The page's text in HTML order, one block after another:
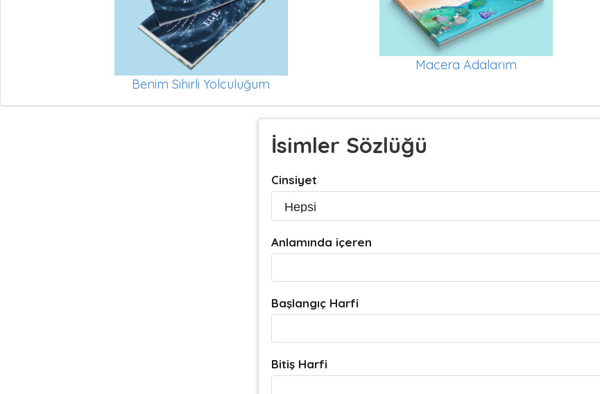
Benim Sihirli Yolculuğum
Macera Adalarım
İsimler Sözlüğü
Cinsiyet
Anlamında içeren
Başlangıç Harfi
Bitiş Harfi